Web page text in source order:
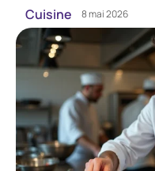
Cuisine 8 mai 2026